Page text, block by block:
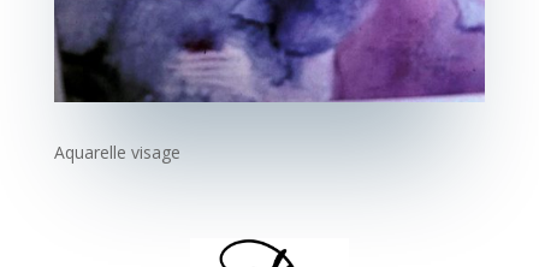
Aquarelle visage